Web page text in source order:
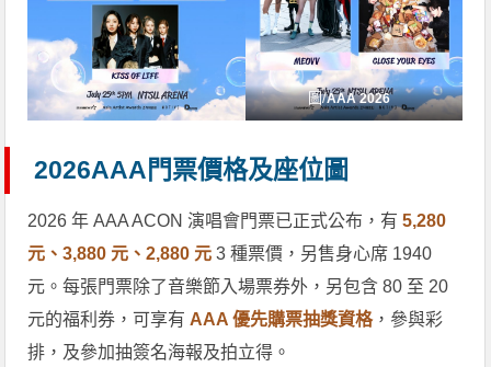
圖/AAA 2026
2026AAA門票價格及座位圖
2026 年 AAA ACON 演唱會門票已正式公布，有5,280
元、3,880 元、2,880 元 3 種票價，另售身心席 1940
元。每張門票除了音樂節入場票券外，另包含 80 至 20
元的福利券，可享有 AAA 優先購票抽獎資格，參與彩
排，及參加抽簽名海報及拍立得。